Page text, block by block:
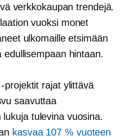
verkkokaupan trendejä.
vuoksi monet
ulkomaille etsimään
hintaan.
projektit rajat ylittävä
saavuttaa
lukuja tulevina vuosina.
kasvaa 107 % vuoteen